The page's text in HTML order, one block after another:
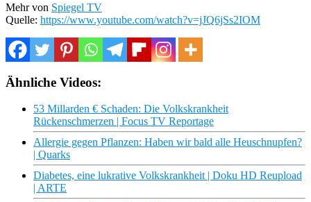
Mehr von Spiegel TV
Quelle: https://www.youtube.com/watch?v=jJQ6jSs2IOM
Ähnliche Videos:
53 Millarden € Schaden: Die Volkskrankheit
Rückenschmerzen | Focus TV Reportage
Allergie gegen Pflanzen: Haben wir bald alle Heuschnupfen?
| Quarks
Diabetes, eine lukrative Volkskrankheit | Doku HD Reupload
| ARTE